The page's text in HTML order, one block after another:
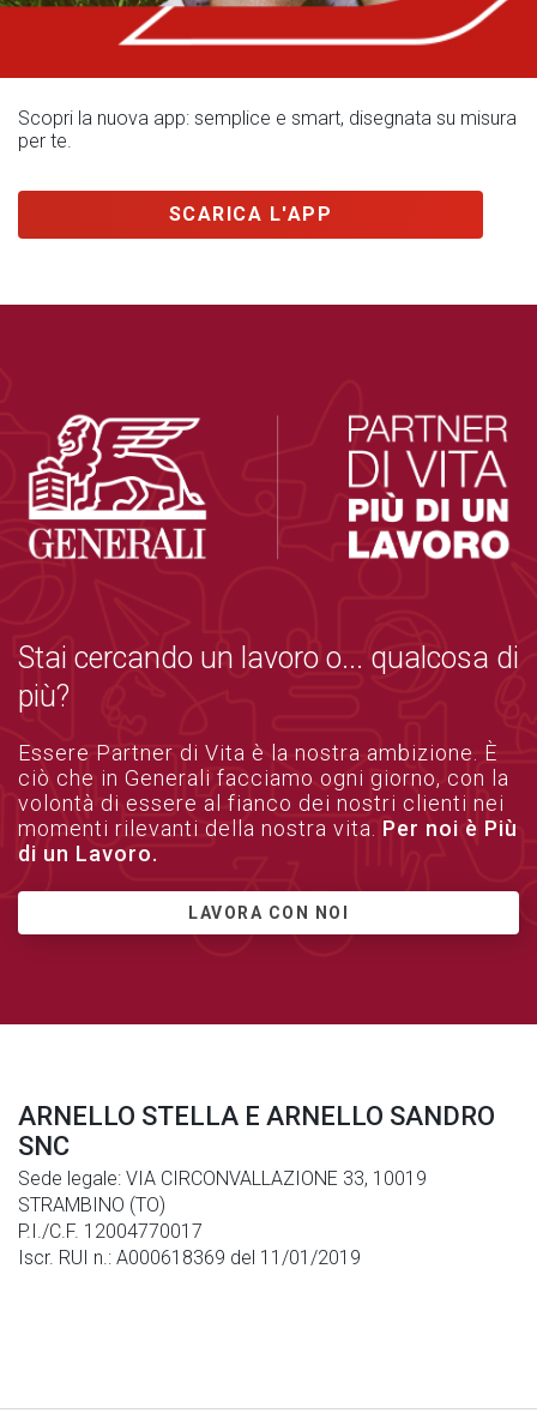
Scopri la nuova app: semplice e smart, disegnata su misura
per te.
SCARICA L'APP
Stai cercando un lavoro o... qualcosa di
più?
Essere Partner di Vita è la nostra ambizione. È
ciò che in Generali facciamo ogni giorno, con la
volontà di essere al fianco dei nostri clienti nei
momenti rilevanti della nostra vita. Per noi è Più
di un Lavoro.
LAVORA CON NOI
ARNELLO STELLA E ARNELLO SANDRO
SNC
Sede legale: VIA CIRCONVALLAZIONE 33, 10019
STRAMBINO (TO)
P.I./C.F. 12004770017
Iscr. RUI n.: A000618369 del 11/01/2019